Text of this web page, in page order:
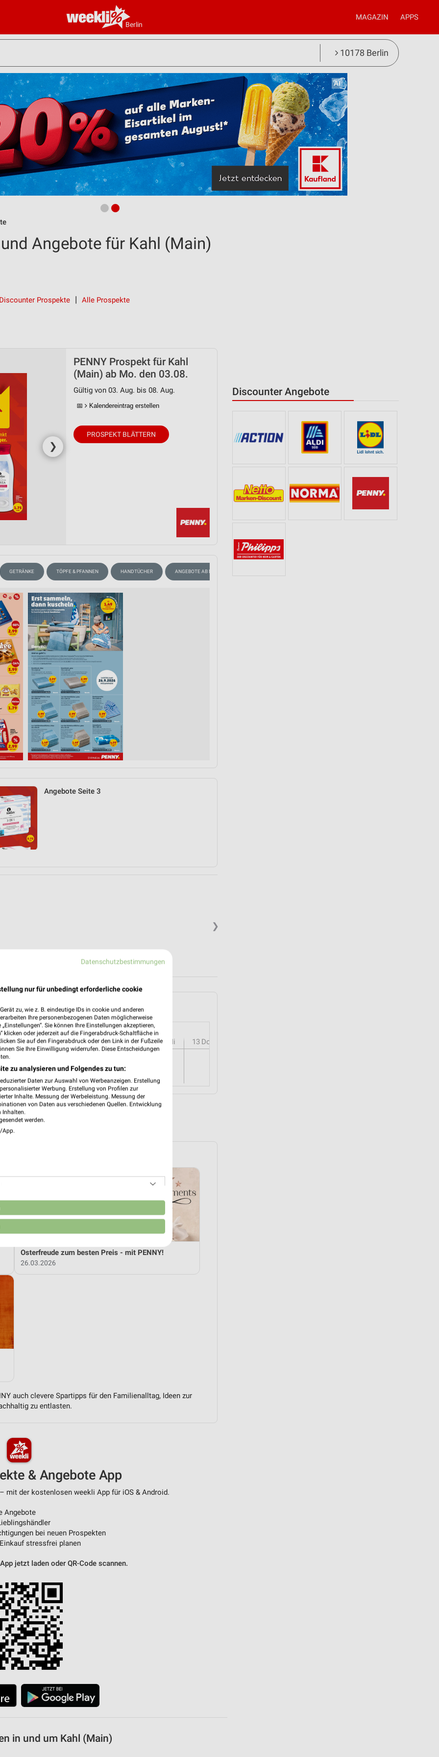
Berlin
MAGAZIN APPS
10178 Berlin
Discounter Angebote
Angebote für Kahl (Main)
Discounter Prospekte Alle Prospekte
❯
PENNY Prospekt für Kahl
(Main) ab Mo. den 03.08.
Gültig von 03. Aug. bis 08. Aug.
📅 Kalendereintrag erstellen
PROSPEKT BLÄTTERN
GETRÄNKE TÖPFE & PFANNEN HANDTÜCHER ANGEBOTE AB MONTAG
Angebote Seite 3
❯
(Main) und Umgebung
08 Sa 09So 10Mo 11Di 12 Mi 13 Do
PROSPEKTE
Osterfreude zum besten Preis - mit PENNY!
26.03.2026
auch clevere Spartipps für den Familienalltag, Ideen zur
zu entlasten.
& Angebote App
mit der kostenlosen weekli App für iOS & Android.
Angebote
bei neuen Prospekten
stressfrei planen
jetzt laden oder QR-Code scannen.
in und um Kahl (Main)
Datenschutzbestimmungen
nur für unbedingt erforderliche cookie
zu, wie z. B. eindeutige IDs in cookie und anderen
Ihre personenbezogenen Daten möglicherweise
Sie können Ihre Einstellungen akzeptieren,
klicken oder jederzeit auf die Fingerabdruck-Schaltfläche in
Sie auf den Fingerabdruck oder den Link in der Fußzeile
Sie Ihre Einwilligung widerrufen. Diese Entscheidungen
zu analysieren und Folgendes zu tun:
Daten zur Auswahl von Werbeanzeigen. Erstellung
Werbung. Erstellung von Profilen zur
Inhalte. Messung der Werbeleistung. Messung der
von Daten aus verschiedenen Quellen. Entwicklung
Inhalten.
werden.
App.
Daten aus verschiedenen